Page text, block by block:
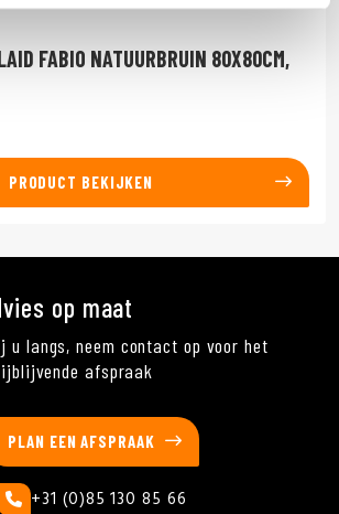
FABIO NATUURBRUIN 80X80CM,
PRODUCT BEKIJKEN
op maat
u langs, neem contact op voor het
afspraak
PLAN EEN AFSPRAAK
+31 (0)85 130 85 66